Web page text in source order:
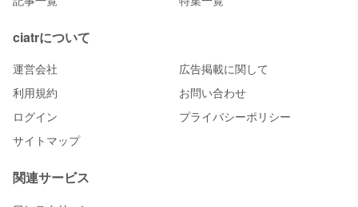
ciatrについて
運営会社
広告掲載に関して
利用規約
お問い合わせ
ログイン
プライバシーポリシー
サイトマップ
関連サービス